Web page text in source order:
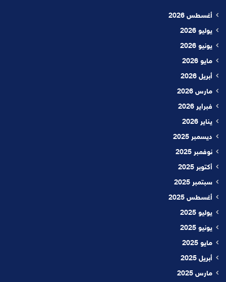
أغسطس 2026
يوليو 2026
يونيو 2026
مايو 2026
أبريل 2026
مارس 2026
فبراير 2026
يناير 2026
ديسمبر 2025
نوفمبر 2025
أكتوبر 2025
سبتمبر 2025
أغسطس 2025
يوليو 2025
يونيو 2025
مايو 2025
أبريل 2025
مارس 2025